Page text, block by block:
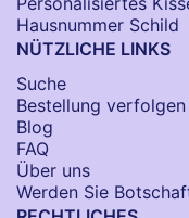
Hausnummer Schild
NÜTZLICHE LINKS
Suche
Bestellung verfolgen
Blog
FAQ
Über uns
Werden Sie